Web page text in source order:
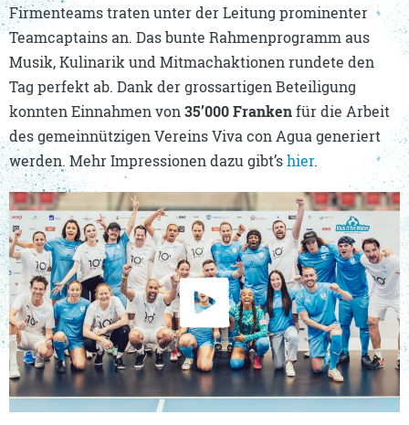
Firmenteams traten unter der Leitung prominenter
Teamcaptains an. Das bunte Rahmenprogramm aus
Musik, Kulinarik und Mitmachaktionen rundete den
Tag perfekt ab. Dank der grossartigen Beteiligung
konnten Einnahmen von35’000 Frankenfür die Arbeit
des gemeinnützigen Vereins Viva con Agua generiert
werden. Mehr Impressionen dazu gibt’shier.